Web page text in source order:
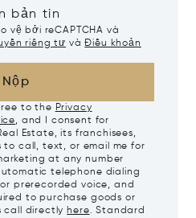
bản tin
vệ bởi reCAPTCHA và
riêng tư vàĐiều khoản
Nộp
to the Privacy
, and I consent for
Estate, its franchisees,
call, text, or email me for
at any number
telephone dialing
prerecorded voice, and
to purchase goods or
call directly here. Standard